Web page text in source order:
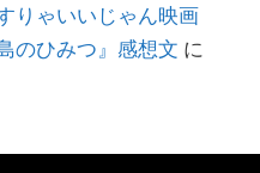
りゃいいじゃん映画
のひみつ』感想文 に